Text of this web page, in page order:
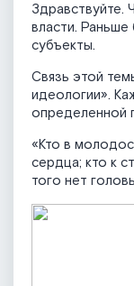
Здравствуйте.
власти.
субъекты.
Связь этой
идеологии».
определенной
«Кто в
сердца; кто к
того нет